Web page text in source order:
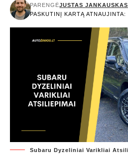
PASKUTINĮ KARTĄ
PARENGĖJUSTAS JANKAUSKAS
Subaru Dyzeliniai Varikliai